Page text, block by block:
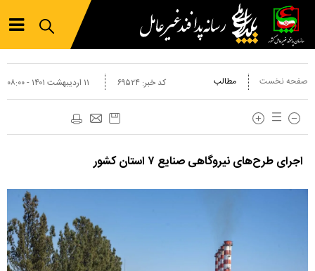
صفحه نخست مطالب ۱۱ ارديبهشت ۱۴۰۱ - ۰۸:۰۰ کد خبر: ۶۹۵۲۴
اجرای طرح‌های نیروگاهی صنایع ۷ استان کشور